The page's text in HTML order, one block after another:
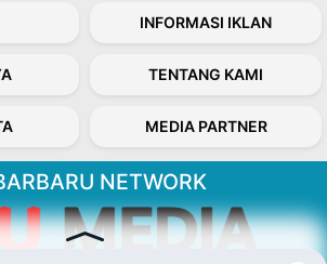
INFORMASI IKLAN
TENTANG KAMI
MEDIA PARTNER
NETWORK